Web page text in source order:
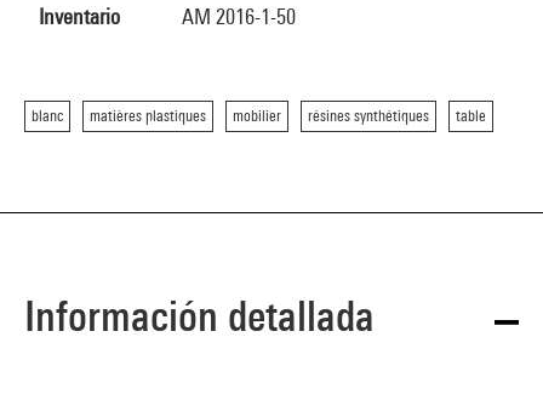
Inventario AM 2016-1-50
blanc matières plastiques mobilier résines synthétiques table
Información detallada